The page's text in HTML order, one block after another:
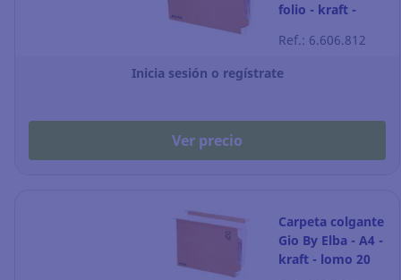
folio - kraft -
25
Ref.: 6.606.812
Inicia sesión o regístrate
Ver precio
Carpeta colgante
Gio By Elba - A4 -
kraft - lomo 20